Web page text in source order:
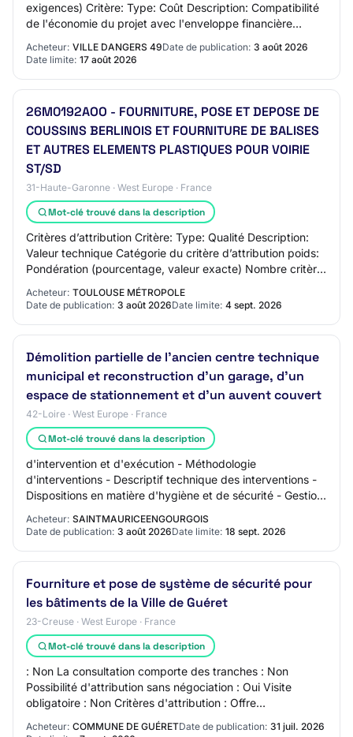
exigences) Critère: Type: Coût Description: Compatibilité
de l'économie du projet avec l'enveloppe financière
Acheteur: VILLE DANGERS 49Date de publication: 3 août 2026
Date limite: 17 août 2026
26M0192AOO - FOURNITURE, POSE ET DEPOSE DE
COUSSINS BERLINOIS ET FOURNITURE DE BALISES
ET AUTRES ELEMENTS PLASTIQUES POUR VOIRIE
ST/SD
31-Haute-Garonne · West Europe · France
Mot-clé trouvé dans la description
Critères d’attribution Critère: Type: Qualité Description:
Valeur technique Catégorie du critère d’attribution poids:
Pondération (pourcentage, valeur exacte) Nombre critère
d’attribution: 30 Critère…
Acheteur: TOULOUSE MÉTROPOLE
Date de publication: 3 août 2026Date limite: 4 sept. 2026
Démolition partielle de l'ancien centre technique
municipal et reconstruction d'un garage, d'un
espace de stationnement et d'un auvent couvert
42-Loire · West Europe · France
Mot-clé trouvé dans la description
d'intervention et d'exécution - Méthodologie
d'interventions - Descriptif technique des interventions -
Dispositions en matière d'hygiène et de sécurité - Gestion
Acheteur: SAINTMAURICEENGOURGOIS
Date de publication: 3 août 2026Date limite: 18 sept. 2026
Fourniture et pose de système de sécurité pour
les bâtiments de la Ville de Guéret
23-Creuse · West Europe · France
Mot-clé trouvé dans la description
: Non La consultation comporte des tranches : Non
Possibilité d'attribution sans négociation : Oui Visite
obligatoire : Non Critères d'attribution : Offre
économiquement la plus avantageuse appréciée…
Acheteur: COMMUNE DE GUÉRETDate de publication: 31 juil. 2026